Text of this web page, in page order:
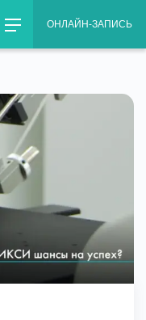
ОНЛАЙН-ЗАПИСЬ